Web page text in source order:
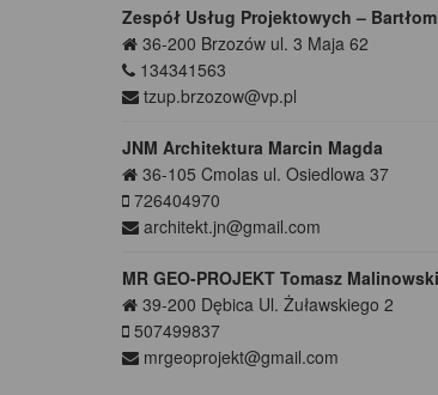
Zespół Usług Projektowych –
36-200 Brzozów ul. 3 Maja 62
134341563
tzup.brzozow@vp.pl
JNM Architektura Marcin Magda
36-105 Cmolas ul. Osiedlowa 37
726404970
architekt.jn@gmail.com
MR GEO-PROJEKT Tomasz Malinowski
39-200 Dębica Ul. Żuławskiego 2
507499837
mrgeoprojekt@gmail.com